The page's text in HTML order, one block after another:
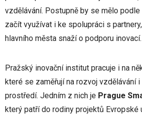
vzdělávání. Postupně by se mělo
začít využívat i ke spolupráci s
hlavního města snaží o podporu inovací.
Pražský inovační institut pracuje i na
které se zaměřují na rozvoj vzdělávání
prostředí. Jedním z nich je Prague
který patří do rodiny projektů Evropské